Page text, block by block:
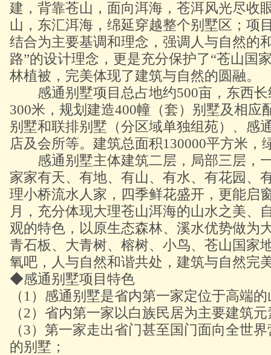
建，背靠苍山，面向洱海，苍洱风光尽收
山，东汇洱海，绵延穿越整个别墅区；项
结合为主要基调和理念，强调人与自然的
路”的设计理念，更是充分保护了“苍山国
林植被，完美体现了建筑与自然的圆融。
感通别墅项目总占地约500亩，东西长
300米，规划建造400幢（套）别墅及相应
别墅和联排别墅（分区域单独组苑）、感
店及会所等。建筑总面积130000平方米，
感通别墅主体建筑二层，局部三层，
家家有天、有地、有山、有水、有花园、
理小桥流水人家，四季鲜花盛开，更能启
月，充分体现大理苍山洱海的山水之美、
观的特色，以原生态森林、溪水优势做为
青石板、大青树、榕树、小鸟、苍山国家
氧吧，人与自然和谐共处，建筑与自然完
◆感通别墅项目特色
（1）感通别墅是省内第一家定位于高端
（2）省内第一家以白族民居为主要建筑
（3）第一家走出省门甚至国门面向全世
的别墅；